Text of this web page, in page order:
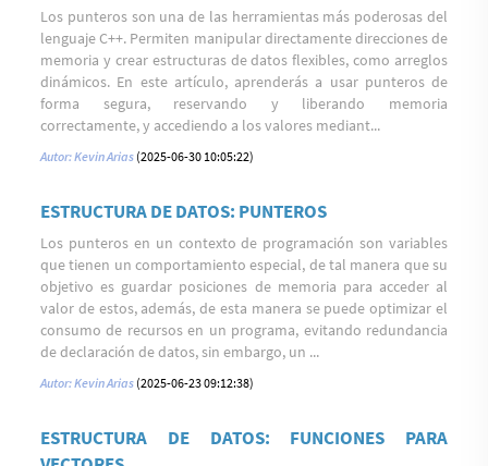
Los punteros son una de las herramientas más poderosas del
lenguaje C++. Permiten manipular directamente direcciones de
memoria y crear estructuras de datos flexibles, como arreglos
dinámicos. En este artículo, aprenderás a usar punteros de
forma segura, reservando y liberando memoria
correctamente, y accediendo a los valores mediant...
Autor: Kevin Arias (2025-06-30 10:05:22)
ESTRUCTURA DE DATOS: PUNTEROS
Los punteros en un contexto de programación son variables
que tienen un comportamiento especial, de tal manera que su
objetivo es guardar posiciones de memoria para acceder al
valor de estos, además, de esta manera se puede optimizar el
consumo de recursos en un programa, evitando redundancia
de declaración de datos, sin embargo, un ...
Autor: Kevin Arias (2025-06-23 09:12:38)
ESTRUCTURA DE DATOS: FUNCIONES PARA